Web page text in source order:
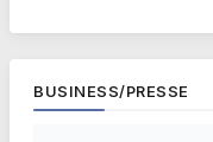
BUSINESS/PRESSE